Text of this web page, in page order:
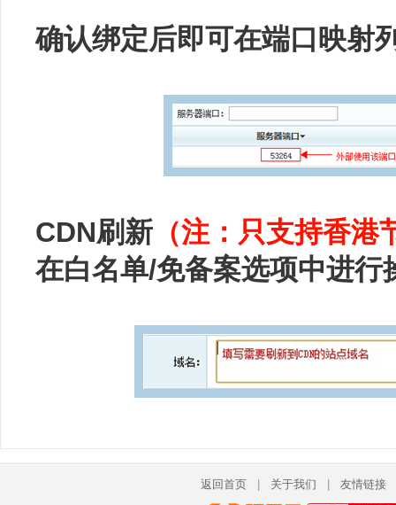
确认绑定后即可在端口映射
CDN刷新 （注：只支持香港
在白名单/免备案选项中进行
返回首页 关于我们 友情链接